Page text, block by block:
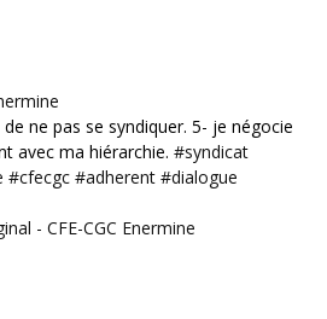
ne pas se syndiquer. 5- je négocie
avec ma hiérarchie. #syndicat
#cfecgc #adherent #dialogue
- CFE-CGC Enermine